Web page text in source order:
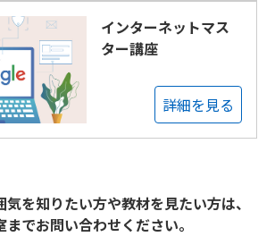
インターネットマス
ター講座
詳細を見る
を知りたい方や教材を見たい方は、
でお問い合わせください。